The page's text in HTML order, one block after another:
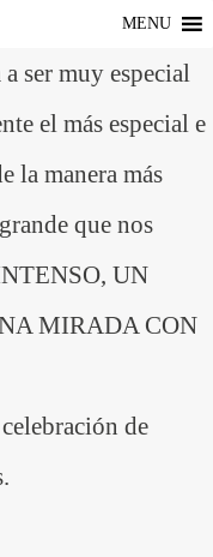
MENU
a ser muy especial
el más especial e
la manera más
que nos
UN
MIRADA CON
de